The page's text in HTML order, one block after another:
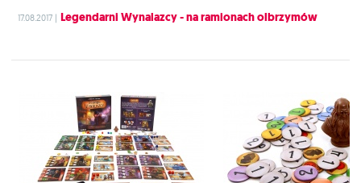
17.08.2017 | Legendarni Wynalazcy - na ramionach olbrzymów